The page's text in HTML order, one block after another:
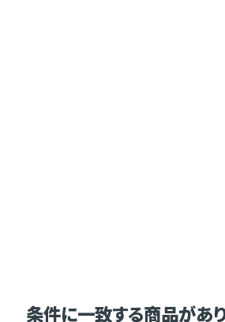
条件に一致する商品があ